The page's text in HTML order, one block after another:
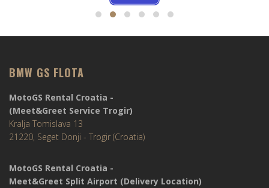
BMW GS FLOTA
MotoGS Rental Croatia -
(Meet&Greet Service Trogir)
Kralja Tomislava 13
21220, Seget Donji - Trogir (Croatia)
MotoGS Rental Croatia -
Meet&Greet Split Airport (Delivery Location)